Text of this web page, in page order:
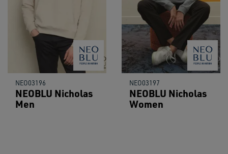
NEO03196
NEOBLU Nicholas
Men
NEO03197
NEOBLU Nicholas
Women